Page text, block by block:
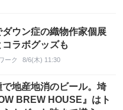
ダウン症の織物作家個展
ラボグッズも
ーク 8/6(木) 11:30
地産地消のビール。埼
BREW HOUSE』はト